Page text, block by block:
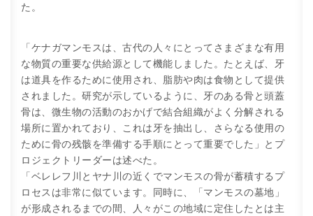
た。
「ケナガマンモスは、古代の人々にとってさまざまな有用
な物質の重要な供給源として機能しました。たとえば、牙
は道具を作るために使用され、脂肪や肉は食物として提供
されました。研究が示しているように、牙のある骨と頭蓋
骨は、微生物の活動のおかげで結合組織がよく分解される
場所に置かれており、これは牙を抽出し、さらなる使用の
ために骨の残骸を準備する手順にとって重要でした」とプ
ロジェクトリーダーは述べた。
「ベレレフ川とヤナ川の近くでマンモスの骨が蓄積するプ
ロセスは非常に似ています。同時に、「マンモスの墓地」
が形成されるまでの間、人々がこの地域に定住したとは主